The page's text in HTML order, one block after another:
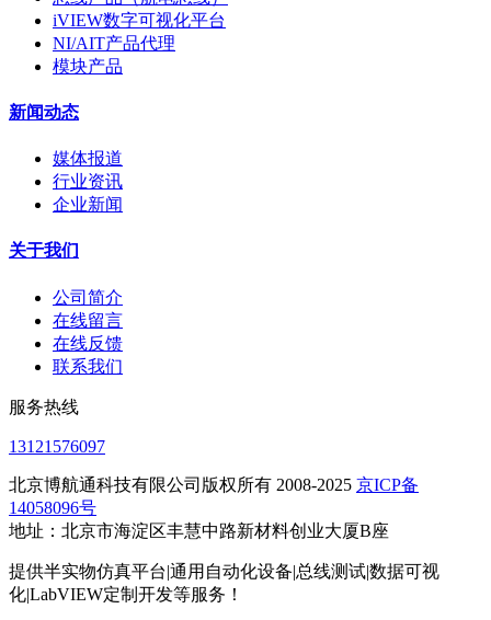
iVIEW数字可视化平台
NI/AIT产品代理
模块产品
新闻动态
媒体报道
行业资讯
企业新闻
关于我们
公司简介
在线留言
在线反馈
联系我们
服务热线
13121576097
北京博航通科技有限公司版权所有 2008-2025 京ICP备
14058096号
地址：北京市海淀区丰慧中路新材料创业大厦B座
提供半实物仿真平台|通用自动化设备|总线测试|数据可视
化|LabVIEW定制开发等服务！